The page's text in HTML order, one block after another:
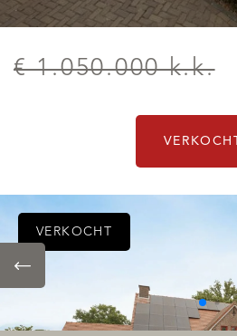
€ 1.050.000 k.k.
VERKOCHT
VERKOCHT